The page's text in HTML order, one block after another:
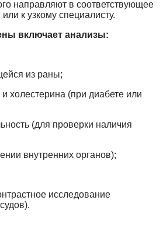
направляют в соответствующее
к узкому специалисту.
включает анализы:
из раны;
холестерина (при диабете или
(для проверки наличия
внутренних органов);
исследование